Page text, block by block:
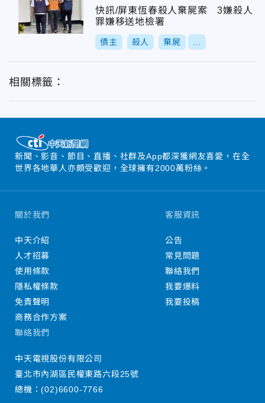
快訊/屏東恆春殺人棄屍案 3嫌殺人
罪嫌移送地檢署
債主 殺人 棄屍
相關標籤：
新聞、影音、節目、直播、社群及App都深獲網友喜愛，在全
世界各地華人亦頗受歡迎，全球擁有2000萬粉絲。
關於我們
中天介紹
人才招募
使用條款
隱私權條款
免責聲明
商務合作方案
客服資訊
公告
常見問題
聯絡我們
我要爆料
我要投稿
聯絡我們
中天電視股份有限公司
臺北市內湖區民權東路六段25號
總機：(02)6600-7766